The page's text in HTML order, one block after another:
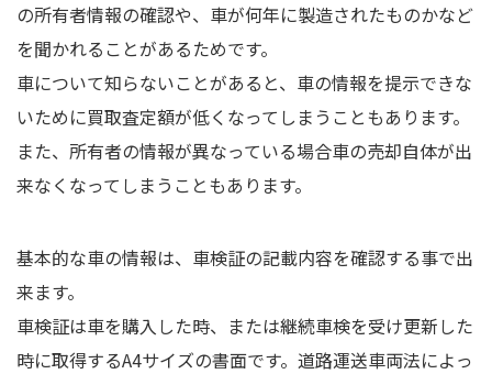
の所有者情報の確認や、車が何年に製造されたものかなど
を聞かれることがあるためです。
車について知らないことがあると、車の情報を提示できな
いために買取査定額が低くなってしまうこともあります。
また、所有者の情報が異なっている場合車の売却自体が出
来なくなってしまうこともあります。
基本的な車の情報は、車検証の記載内容を確認する事で出
来ます。
車検証は車を購入した時、または継続車検を受け更新した
時に取得するA4サイズの書面です。道路運送車両法によっ